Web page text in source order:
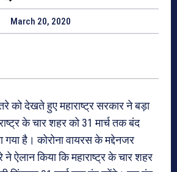
March 20, 2020
को देखते हुए महाराष्ट्र सरकार ने बड़ा
के चार शहर को 31 मार्च तक बंद
है। कोरोना वायरस के मद्देनजर
ने ऐलान किया कि महाराष्ट्र के चार शहर